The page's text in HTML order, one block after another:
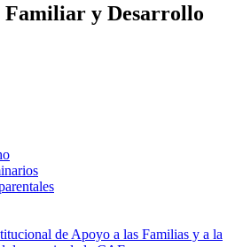
Familiar y Desarrollo
de Apoyo a las Familias y a la